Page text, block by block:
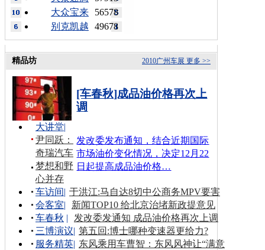
56578
大众宝来
49678
别克凯越
更多 >>
2010广州车展
精品坊
[车春秋]成品油价格再次上
调
发改委发布通知，结合近期国际
市场油价变化情况，决定12月22
日起提高成品油价格…
大讲堂|
尹同跃：
奇瑞汽车
梦想和野
心并存
车访间| 于洪江:马自达8切中公商务MPV要害
会客室|
新闻TOP10 给北京治堵新政提意见
车春秋 |
发改委发通知 成品油价格再次上调
三博演议| 第五回:博士哪种变速器更给力?
服务精英| 东风乘用车曹智：东风风神让“满意